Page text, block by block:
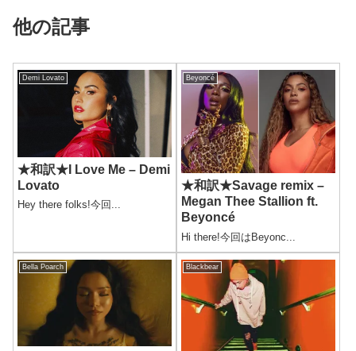
他の記事
Demi Lovato
★和訳★I Love Me – Demi
Lovato
Hey there folks!今回...
Beyoncé
★和訳★Savage remix –
Megan Thee Stallion ft.
Beyoncé
Hi there!今回はBeyonc...
Bella Poarch Blackbear